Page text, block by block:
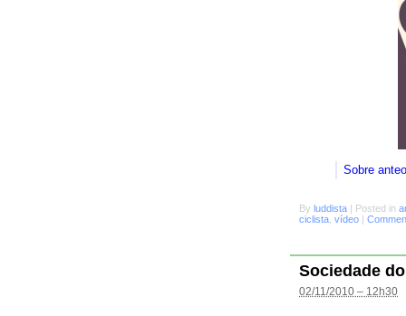
Sobre
By luddista Posted in
ciclista vídeo
Sociedade
02/11/2010 – 12h30